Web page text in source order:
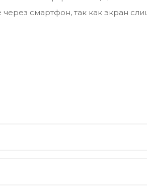
через смартфон, так как экран